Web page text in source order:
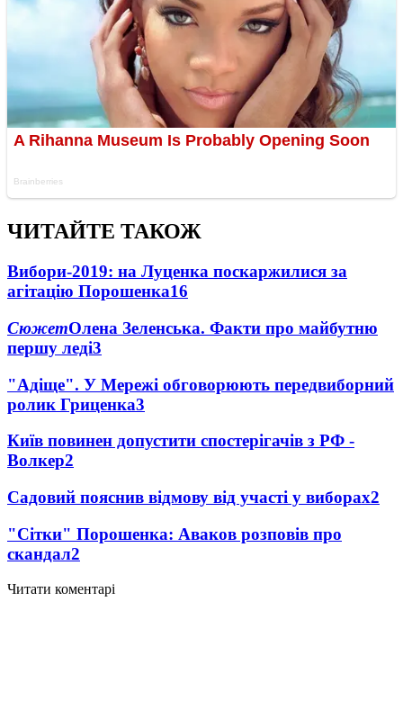
ЧИТАЙТЕ ТАКОЖ
Вибори-2019: на Луценка поскаржилися за
агітацію Порошенка16
СюжетОлена Зеленська. Факти про майбутню
першу леді3
"Адіще". У Мережі обговорюють передвиборний
ролик Гриценка3
Київ повинен допустити спостерігачів з РФ -
Волкер2
Садовий пояснив відмову від участі у виборах2
"Сітки" Порошенка: Аваков розповів про
скандал2
Читати коментарі